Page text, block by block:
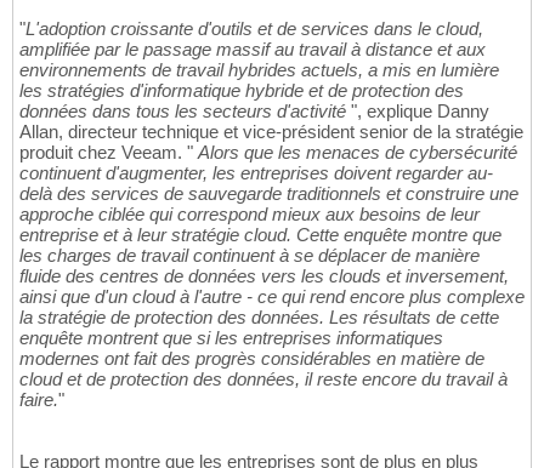
"L'adoption croissante d'outils et de services dans le cloud,
amplifiée par le passage massif au travail à distance et aux
environnements de travail hybrides actuels, a mis en lumière
les stratégies d'informatique hybride et de protection des
données dans tous les secteurs d'activité ", explique Danny
Allan, directeur technique et vice-président senior de la stratégie
produit chez Veeam. " Alors que les menaces de cybersécurité
continuent d'augmenter, les entreprises doivent regarder au-
delà des services de sauvegarde traditionnels et construire une
approche ciblée qui correspond mieux aux besoins de leur
entreprise et à leur stratégie cloud. Cette enquête montre que
les charges de travail continuent à se déplacer de manière
fluide des centres de données vers les clouds et inversement,
ainsi que d'un cloud à l'autre - ce qui rend encore plus complexe
la stratégie de protection des données. Les résultats de cette
enquête montrent que si les entreprises informatiques
modernes ont fait des progrès considérables en matière de
cloud et de protection des données, il reste encore du travail à
faire."
Le rapport montre que les entreprises sont de plus en plus